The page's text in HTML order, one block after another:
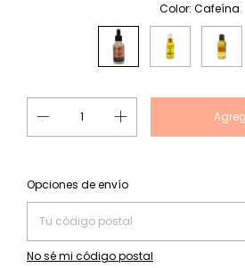
Color: Cafeína
Entregas para el CP:
Opciones de envío
No sé mi código postal